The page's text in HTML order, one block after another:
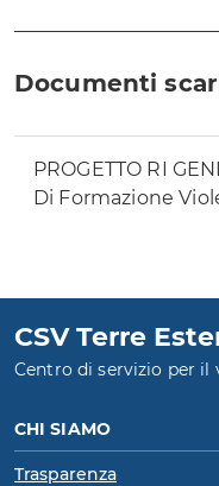
Documenti
PROGETTO RI
Di Formazione
CSV Terre
Centro di servizio per il
CHI SIAMO
Trasparenza